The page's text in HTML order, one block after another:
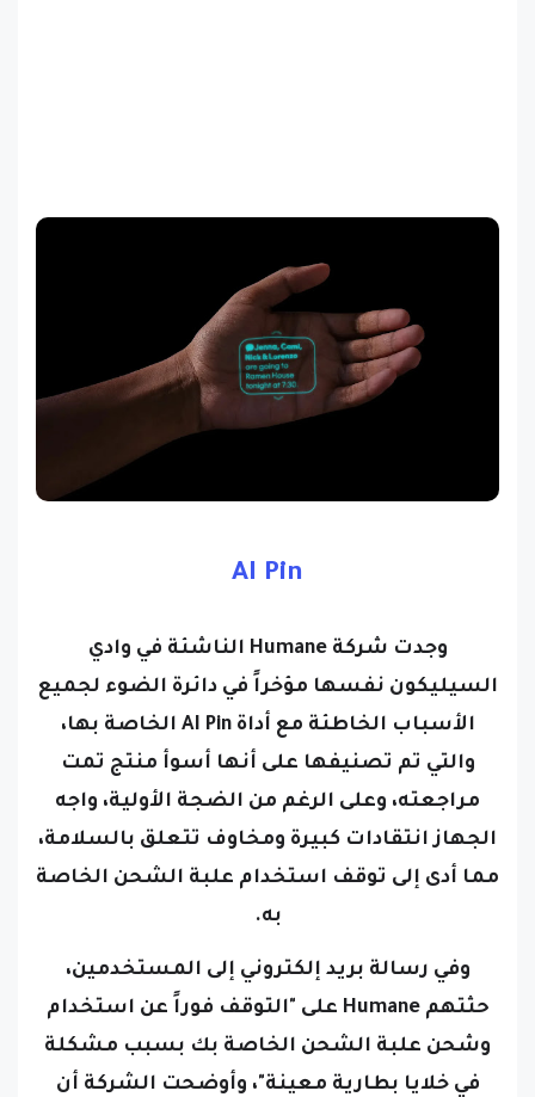
AI Pin
وجدت شركة Humane الناشئة في وادي
السيليكون نفسها مؤخراً في دائرة الضوء لجميع
الأسباب الخاطئة مع أداة AI Pin الخاصة بها،
والتي تم تصنيفها على أنها أسوأ منتج تمت
مراجعته، وعلى الرغم من الضجة الأولية، واجه
الجهاز انتقادات كبيرة ومخاوف تتعلق بالسلامة،
مما أدى إلى توقف استخدام علبة الشحن الخاصة
به.
وفي رسالة بريد إلكتروني إلى المستخدمين،
حثتهم Humane على "التوقف فوراً عن استخدام
وشحن علبة الشحن الخاصة بك بسبب مشكلة
في خلايا بطارية معينة"، وأوضحت الشركة أن